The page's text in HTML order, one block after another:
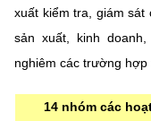
xuất kiểm tra, giám
sản xuất, kinh
nghiêm các trường hợp
14 nhóm các